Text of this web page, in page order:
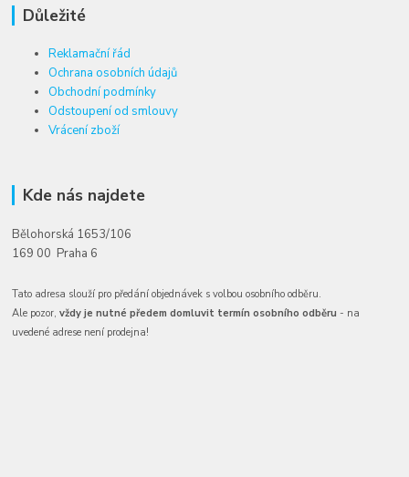
Důležité
Reklamační řád
Ochrana osobních údajů
Obchodní podmínky
Odstoupení od smlouvy
Vrácení zboží
Kde nás najdete
Bělohorská 1653/106
169 00 Praha 6
Tato adresa slouží pro předání objednávek s volbou osobního odběru.
Ale pozor,vždy je nutné předem domluvit termín osobního odběru - na
uvedené adrese není prodejna!